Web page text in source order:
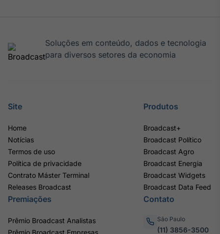
Soluções em conteúdo, dados e tecnologia
para diversos setores da economia
Site
Home
Notícias
Termos de uso
Política de privacidade
Contrato Máster Terminal
Releases Broadcast
Produtos
Broadcast+
Broadcast Político
Broadcast Agro
Broadcast Energia
Broadcast Widgets
Broadcast Data Feed
Premiações
Prêmio Broadcast Analistas
Prêmio Broadcast Empresas
Contato
São Paulo
(11) 3856-3500